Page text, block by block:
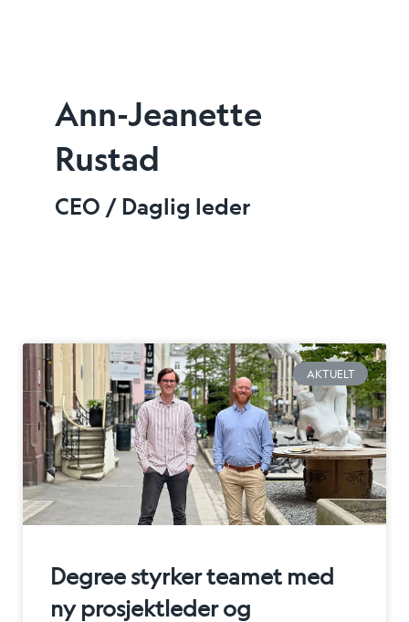
Ann-Jeanette
Rustad
CEO / Daglig leder
AKTUELT
Degree styrker teamet med
ny prosjektleder og